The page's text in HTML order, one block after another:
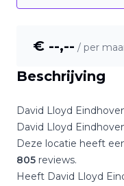
Beschrijving
David Lloyd
David Lloyd
Deze locatie heeft
805 reviews.
Heeft David Lloyd
€ --,-- / per